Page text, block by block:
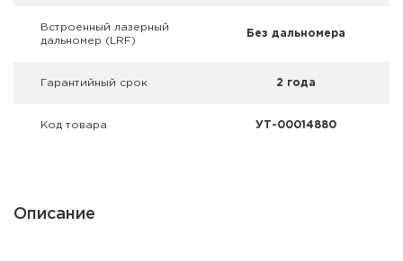
Аксессуары
Комплекты
Встроенный лазерный
дальномер (LRF)
Без дальномера
Гарантийный срок 2 года
Код товара УТ-00014880
Описание